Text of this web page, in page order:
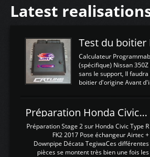
Latest
Calculateur
(spécifique) Nissan
sans le support, Il
boitier d'origine Avant
d'envoyer l'information
dans le boitier. sydney
La sortie 0-5V de l'afr
l'entrée AN Volt 8 et
Analogique, et Volt car
tension (Pas une
Préparation Honda Civic Type R FK2
Préparation Stage 2 sur Honda Civic Type R
FK2 2017 Pose échangeur Airtec +
Downpipe Décata TegiwaCes différentes
pièces se montent très bien une fois les